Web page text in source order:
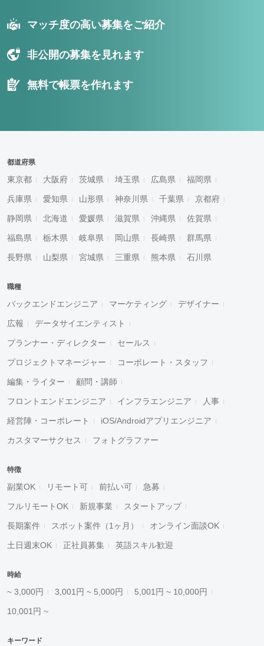
マッチ度の高い募集をご紹介
非公開の募集を見れます
無料で帳票を作れます
都道府県
東京都 大阪府 茨城県 埼玉県 広島県 福岡県
兵庫県 愛知県 山形県 神奈川県 千葉県 京都府
静岡県 北海道 愛媛県 滋賀県 沖縄県 佐賀県
福島県 栃木県 岐阜県 岡山県 長崎県 群馬県
長野県 山梨県 宮城県 三重県 熊本県 石川県
職種
バックエンドエンジニア マーケティング デザイナー
広報 データサイエンティスト
プランナー・ディレクター セールス
プロジェクトマネージャー コーポレート・スタッフ
編集・ライター 顧問・講師
フロントエンドエンジニア インフラエンジニア 人事
経営陣・コーポレート iOS/Androidアプリエンジニア
カスタマーサクセス フォトグラファー
特徴
副業OK リモート可 前払い可 急募
フルリモートOK 新規事業 スタートアップ
長期案件 スポット案件（1ヶ月） オンライン面談OK
土日週末OK 正社員募集 英語スキル歓迎
時給
~ 3,000円 3,001円 ~ 5,000円 5,001円 ~ 10,000円
10,001円 ~
キーワード